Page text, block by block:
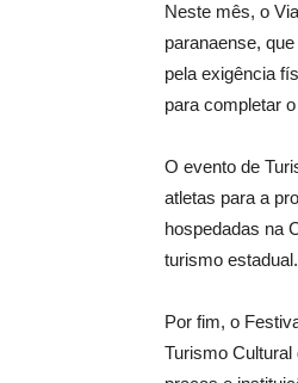
Neste mês, o
paranaense,
pela exigência
para completar
O evento de
atletas para a
hospedadas na
turismo estadual.
Por fim, o
Turismo